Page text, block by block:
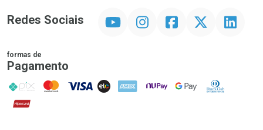
Redes Sociais InstagramFacebookTwitter Linkedin
formas de
Pagamento
PIX MasterCard
VISA ELO AMEX NuPay Google PayDiners Club
Hipercard